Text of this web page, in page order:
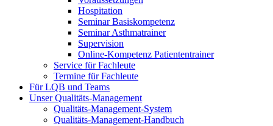
Hospitation
Seminar Basiskompetenz
Seminar Asthmatrainer
Supervision
Online-Kompetenz Patiententrainer
Service für Fachleute
Termine für Fachleute
Für LQB und Teams
Unser Qualitäts-Management
Qualitäts-Management-System
Qualitäts-Management-Handbuch